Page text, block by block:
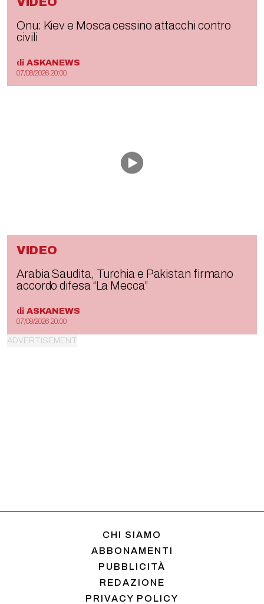
Onu: Kiev e Mosca cessino attacchi contro
civili
di ASKANEWS
07/08/2026 20:00
VIDEO
Arabia Saudita, Turchia e Pakistan firmano
accordo difesa “La Mecca”
di ASKANEWS
07/08/2026 20:00
CHI SIAMO
ABBONAMENTI
PUBBLICITÀ
REDAZIONE
PRIVACY POLICY